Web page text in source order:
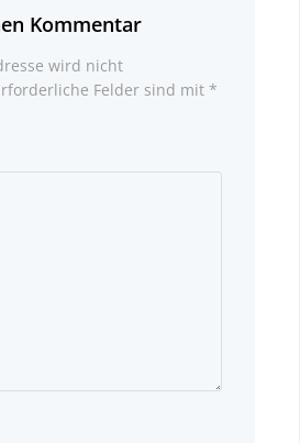
Kommentar
wird nicht
Felder sind mit *